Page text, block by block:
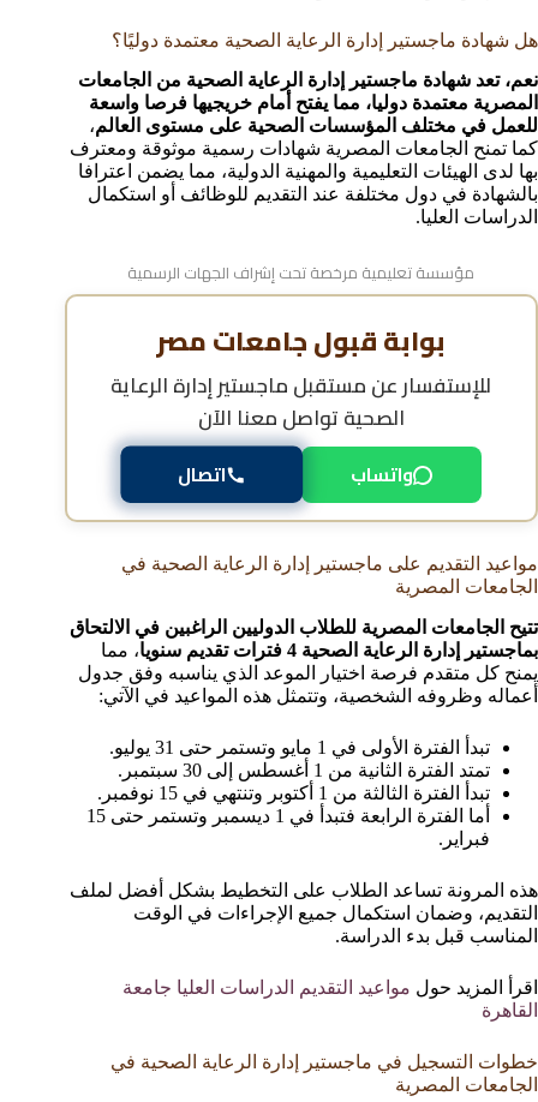
هل شهادة ماجستير إدارة الرعاية الصحية معتمدة دوليًا؟
نعم، تعد شهادة ماجستير إدارة الرعاية الصحية من الجامعات
المصرية معتمدة دوليا، مما يفتح أمام خريجيها فرصا واسعة
للعمل في مختلف المؤسسات الصحية على مستوى العالم،
كما تمنح الجامعات المصرية شهادات رسمية موثوقة ومعترف
بها لدى الهيئات التعليمية والمهنية الدولية، مما يضمن اعترافا
بالشهادة في دول مختلفة عند التقديم للوظائف أو استكمال
الدراسات العليا.
مؤسسة تعليمية مرخصة تحت إشراف الجهات الرسمية
بوابة قبول جامعات مصر
للإستفسار عنمستقبل ماجستير إدارة الرعاية
الصحيةتواصل معنا الآن
واتساب اتصال
مواعيد التقديم على ماجستير إدارة الرعاية الصحية في
الجامعات المصرية
تتيح الجامعات المصرية للطلاب الدوليين الراغبين في الالتحاق
بماجستير إدارة الرعاية الصحية 4 فترات تقديم سنويا
، مما
يمنح كل متقدم فرصة اختيار الموعد الذي يناسبه وفق جدول
أعماله وظروفه الشخصية، وتتمثل هذه المواعيد في الآتي:
تبدأ الفترة الأولى في 1 مايو وتستمر حتى 31 يوليو.
تمتد الفترة الثانية من 1 أغسطس إلى 30 سبتمبر.
تبدأ الفترة الثالثة من 1 أكتوبر وتنتهي في 15 نوفمبر.
أما الفترة الرابعة فتبدأ في 1 ديسمبر وتستمر حتى 15
فبراير.
هذه المرونة تساعد الطلاب على التخطيط بشكل أفضل لملف
التقديم، وضمان استكمال جميع الإجراءات في الوقت
المناسب قبل بدء الدراسة.
اقرأ المزيد حول مواعيد التقديم الدراسات العليا جامعة
القاهرة
خطوات التسجيل في ماجستير إدارة الرعاية الصحية في
الجامعات المصرية